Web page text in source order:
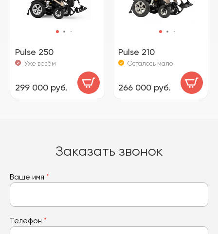
Pulse 250
Уже везём
299 000 руб.
Pulse 210
Осталось мало
266 000 руб.
Заказать звонок
Ваше имя *
Телефон *